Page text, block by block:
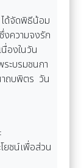
ได้จัดพิธีน้อม
ความจงรัก
องในวัน
ะบรมชนกา
าถบพิตร วัน
ยชน์เพื่อส่วน